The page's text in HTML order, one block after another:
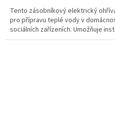
Tento zásobníkový elektrický
pro přípravu teplé vody v
sociálních zařízeních. Umožňuje